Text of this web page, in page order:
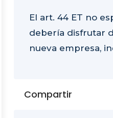
El art. 44 ET no
debería disfrutar
nueva empresa,
Compartir